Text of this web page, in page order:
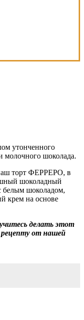
утонченного
молочного шоколада.
торт ФЕРРЕРО, в
шоколадный
белым шоколадом,
крем на основе
делать этот
рецепту от нашей